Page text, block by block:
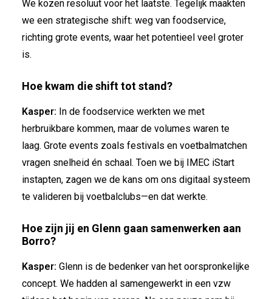
We kozen resoluut voor het laatste. Tegelijk maakten
we een strategische shift: weg van foodservice,
richting grote events, waar het potentieel veel groter
is.
Hoe kwam die shift tot stand?
Kasper: In de foodservice werkten we met
herbruikbare kommen, maar de volumes waren te
laag. Grote events zoals festivals en voetbalmatchen
vragen snelheid én schaal. Toen we bij IMEC iStart
instapten, zagen we de kans om ons digitaal systeem
te valideren bij voetbalclubs—en dat werkte.
Hoe zijn jij en Glenn gaan samenwerken aan
Borro?
Kasper: Glenn is de bedenker van het oorspronkelijke
concept. We hadden al samengewerkt in een vzw